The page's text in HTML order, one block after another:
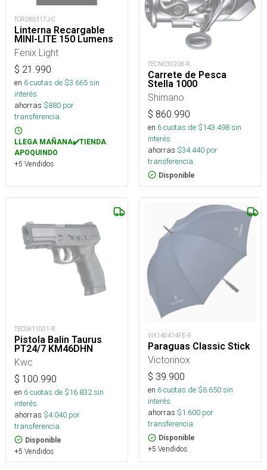
TOR280317J-C
Linterna Recargable
MINI-LITE 150 Lumens
Fenix Light
$ 21.990
en 6cuotas de $3.665sin
interés
ahorras $880 por
transferencia.
LLEGA MAÑANA✔️TIENDA
APOQUINDO
+5 Vendidos
TECN030208-R
Carrete de Pesca
Stella 1000
Shimano
$ 860.990
en 6cuotas de $143.498sin
interés
ahorras $34.440 por
transferencia.
Disponible
TEC0811001-R
Pistola Balin Taurus
PT24/7 KM46DHN
Kwc
$ 100.990
en 6cuotas de $16.832sin
interés
ahorras $4.040 por
transferencia.
Disponible
+5 Vendidos
VIX140414FE-R
Paraguas Classic Stick
Victorinox
$ 39.900
en 6cuotas de $6.650sin
interés
ahorras $1.600 por
transferencia.
Disponible
+5 Vendidos